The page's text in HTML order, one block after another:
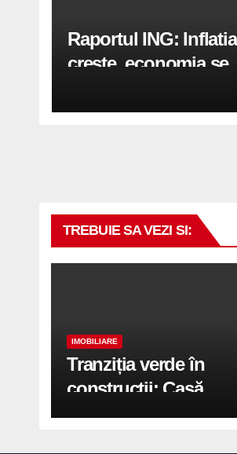
Raportul ING: Inflatia
creste, economia se
in a doua jumatate a
TREBUIE SA VEZI SI:
IMOBILIARE
Tranziția verde în
construcții: Casă
modernă cu